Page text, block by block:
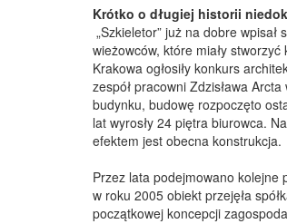
Krótko o długiej historii
„Szkieletor” już na dobre
wieżowców, które miały
Krakowa ogłosiły konkurs
zespół pracowni Zdzisława
budynku, budowę rozpoczęto
lat wyrosły 24 piętra biurowca.
efektem jest obecna konstrukcja.
Przez lata podejmowano kolejne
w roku 2005 obiekt przejęła
początkowej koncepcji